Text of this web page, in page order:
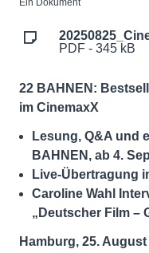
Ein Dokument
PDF - 345 kB
22 BAHNEN:
im CinemaxX
Lesung, Q&A und
BAHNEN, ab 4.
Live-Übertragung
Caroline Wahl
„Deutscher Film –
Hamburg, 25. August